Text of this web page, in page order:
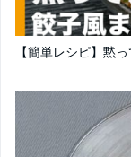
【簡単レシピ】黙